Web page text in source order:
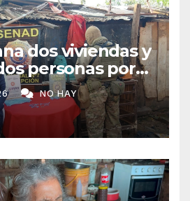
dos viviendas y
personas por
en
NO HAY